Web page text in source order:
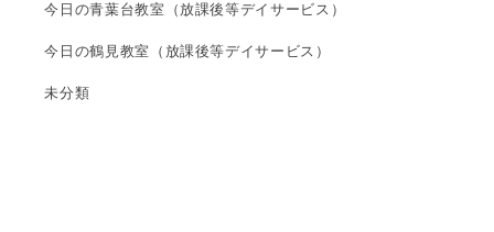
今日の青葉台教室（放課後等デイサービス）
今日の鶴見教室（放課後等デイサービス）
未分類